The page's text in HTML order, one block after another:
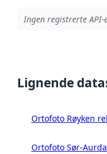
Ingen registrerte
Lignende
Ortofoto Røyken
Ortofoto Sør-